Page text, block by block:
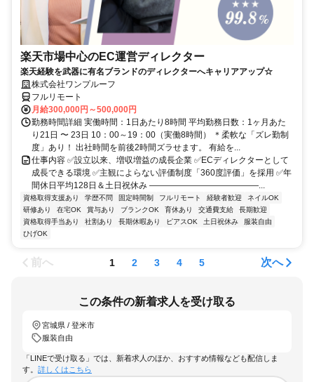
楽天市場中心のEC運営ディレクター
楽天経験を武器に有名ブランドのディレクターへキャリアアップ☆
株式会社ワンプルーフ
フルリモート
月給300,000円～500,000円
勤務時間詳細 実働時間：1日あたり8時間 平均勤務日数：1ヶ月あた
り21日 〜 23日 10：00～19：00（実働8時間） ＊柔軟な「ズレ勤制
度」あり！ 出社時間を前後2時間ズラせます。 有給を...
仕事内容 ✅設立以来、増収増益の成長企業 ✅ECディレクターとして
成長できる環境 ✅主観によらない評価制度「360度評価」を採用 ✅年
間休日平均128日＆土日祝休み ―――――――――――――...
資格取得支援あり 学歴不問 固定時間制 フルリモート 経験者歓迎
ネイルOK
研修あり
在宅OK 賞与あり ブランクOK 育休あり 交通費支給
長期歓迎
資格取得手当あり
社割あり 長期休暇あり ピアスOK 土日祝休み
服装自由
ひげOK
前へ 1 2 3 4 5 次へ
この条件の新着求人を受け取る
宮城県 / 登米市
服装自由
「LINEで受け取る」では、新着求人のほか、おすすめ情報なども配信しま
す。 詳しくはこちら